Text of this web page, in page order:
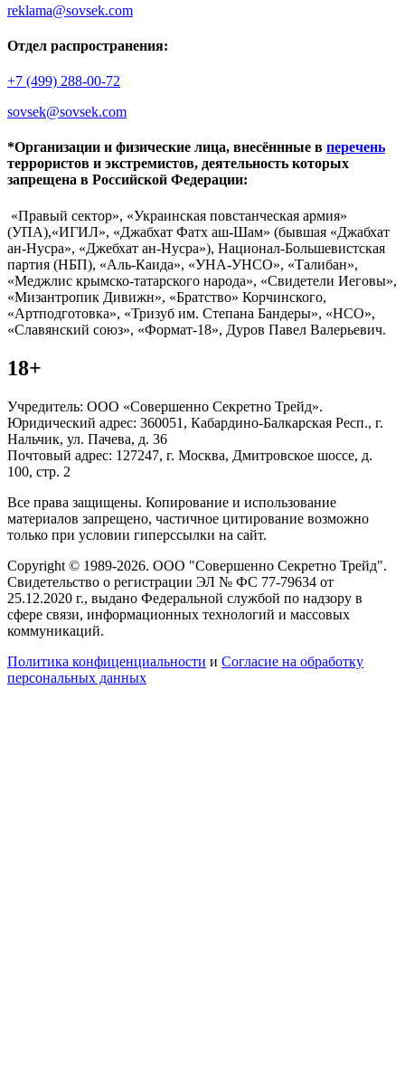
reklama@sovsek.com
Отдел распространения:
+7 (499) 288-00-72
sovsek@sovsek.com
*Организации и физические лица, внесённные в перечень
террористов и экстремистов, деятельность которых
запрещена в Российской Федерации:
«Правый сектор», «Украинская повстанческая армия»
(УПА),«ИГИЛ», «Джабхат Фатх аш-Шам» (бывшая «Джабхат
ан-Нусра», «Джебхат ан-Нусра»), Национал-Большевистская
партия (НБП), «Аль-Каида», «УНА-УНСО», «Талибан»,
«Меджлис крымско-татарского народа», «Свидетели Иеговы»,
«Мизантропик Дивижн», «Братство» Корчинского,
«Артподготовка», «Тризуб им. Степана Бандеры», «НСО»,
«Славянский союз», «Формат-18», Дуров Павел Валерьевич.
18+
Учредитель: ООО «Совершенно Секретно Трейд».
Юридический адрес: 360051, Кабардино-Балкарская Респ., г.
Нальчик, ул. Пачева, д. 36
Почтовый адрес: 127247, г. Москва, Дмитровское шоссе, д.
100, стр. 2
Все права защищены. Копирование и использование
материалов запрещено, частичное цитирование возможно
только при условии гиперссылки на сайт.
Copyright © 1989-2026. ООО "Совершенно Секретно Трейд".
Свидетельство о регистрации ЭЛ № ФС 77-79634 от
25.12.2020 г., выдано Федеральной службой по надзору в
сфере связи, информационных технологий и массовых
коммуникаций.
Политика конфиценциальности и Согласие на обработку
персональных данных